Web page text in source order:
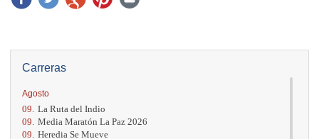
Carreras
Agosto
09. La Ruta del Indio
09. Media Maratón La Paz 2026
09. Heredia Se Mueve